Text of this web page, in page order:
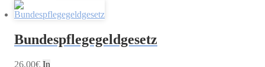
Bundespflegegeldgesetz
26,00€ In